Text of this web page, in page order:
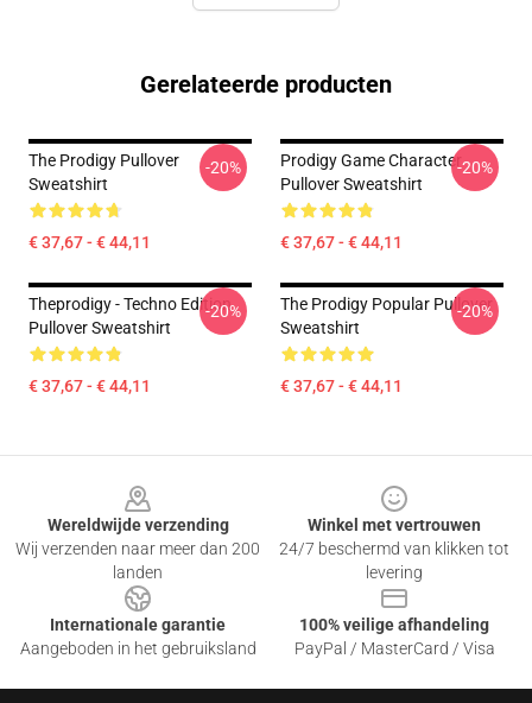
Gerelateerde producten
The Prodigy Pullover
Sweatshirt
€ 37,67 - € 44,11
-20%
Prodigy Game Character
Pullover Sweatshirt
€ 37,67 - € 44,11
-20%
Theprodigy - Techno Edition
Pullover Sweatshirt
€ 37,67 - € 44,11
-20%
The Prodigy Popular Pullover
Sweatshirt
€ 37,67 - € 44,11
-20%
Wereldwijde verzending
Wij verzenden naar meer dan 200
landen
Winkel met vertrouwen
24/7 beschermd van klikken tot
levering
Internationale garantie
Aangeboden in het gebruiksland
100% veilige afhandeling
PayPal / MasterCard / Visa